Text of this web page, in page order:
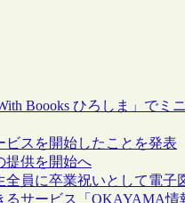
Boooks ひろしま」で
スを開始したことを発表
提供を開始へ
員に卒業祝いとして電子
サービス「OKAYAMA